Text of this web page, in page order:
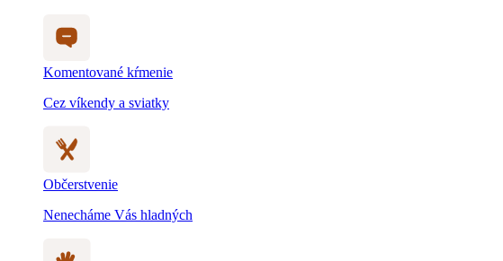
Komentované kŕmenie
Cez víkendy a sviatky
Občerstvenie
Nenecháme Vás hladných